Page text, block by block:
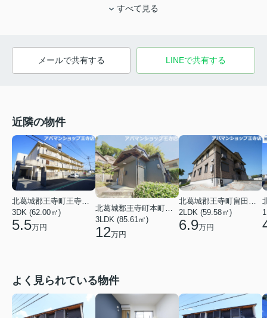
すべて見る
メールで共有する LINEで共有する
近隣の物件
北葛城郡王寺町王寺１丁目
3DK (62.00㎡)
5.5万円
北葛城郡王寺町本町１丁目
3LDK (85.61㎡)
12万円
2LDK (59.58㎡)
6.9万円
よく見られている物件